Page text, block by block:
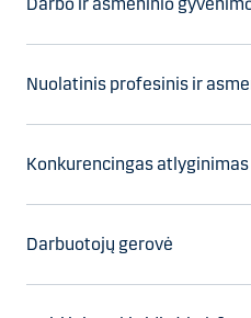
Nuolatinis profesinis ir
Konkurencingas atlyginimas
Darbuotojų gerovė